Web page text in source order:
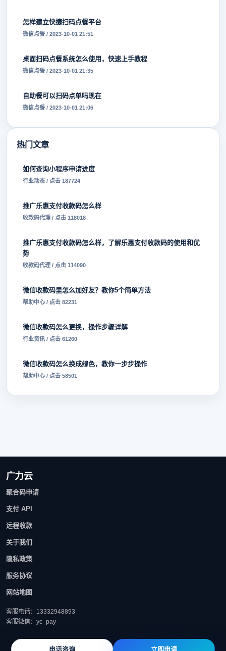
怎样建立快捷扫码点餐平台
微信点餐 / 2023-10-01 21:51
桌面扫码点餐系统怎么使用，快速上手教程
微信点餐 / 2023-10-01 21:35
自助餐可以扫码点单吗现在
微信点餐 / 2023-10-01 21:06
热门文章
如何查询小程序申请进度
行业动态 / 点击 187724
推广乐惠支付收款码怎么样
收款码代理 / 点击 118018
推广乐惠支付收款码怎么样，了解乐惠支付收款码的使用和优
势
收款码代理 / 点击 114090
微信收款码里怎么加好友？教你5个简单方法
帮助中心 / 点击 82231
微信收款码怎么更换，操作步骤详解
行业资讯 / 点击 61260
微信收款码怎么换成绿色，教你一步步操作
帮助中心 / 点击 58501
广力云
聚合码申请
支付 API
远程收款
关于我们
隐私政策
服务协议
网站地图
客服电话：13332948893
客服微信：yc_pay
电话咨询 立即申请